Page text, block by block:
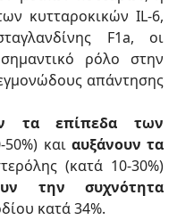
κυτταροκικών IL-6,
F1a, οι
ρόλο στην
απάντησης
τα επίπεδα των
και αυξάνουν τα
(κατά 10-30%)
την συχνότητα
κατά 34%.